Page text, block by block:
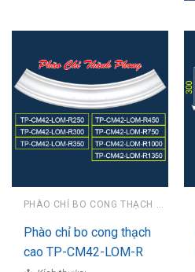
PHÀO CHỈ BO CONG THẠCH CAO
Phào chỉ bo cong thạch
cao TP-CM42-LOM-R